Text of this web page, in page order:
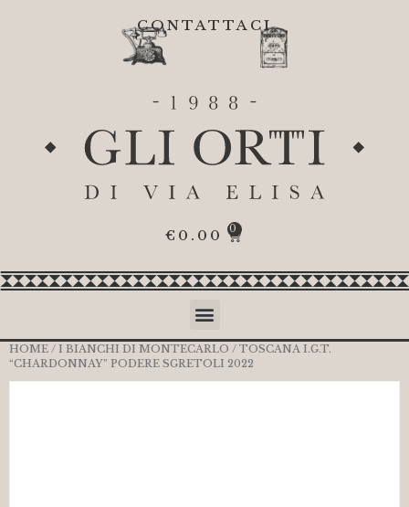
CONTATTACI
€ 0.00 0
HOME / I BIANCHI DI MONTECARLO / TOSCANA I.G.T.
“CHARDONNAY” PODERE SGRETOLI 2022